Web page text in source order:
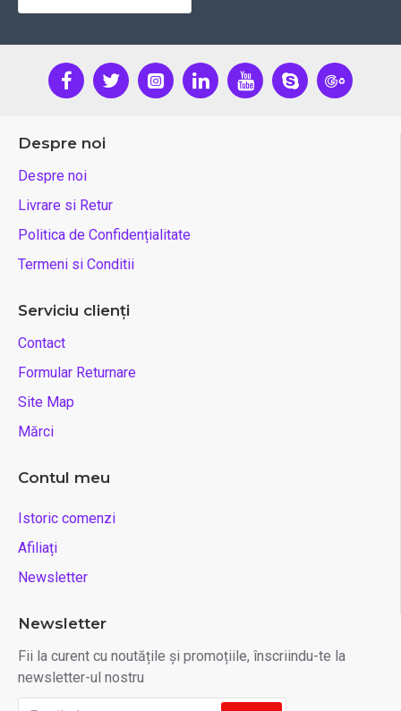
Despre noi
Despre noi
Livrare si Retur
Politica de Confidențialitate
Termeni si Conditii
Serviciu clienți
Contact
Formular Returnare
Site Map
Mărci
Contul meu
Istoric comenzi
Afiliați
Newsletter
Newsletter
Fii la curent cu noutățile și promoțiile, înscriindu-te la
newsletter-ul nostru